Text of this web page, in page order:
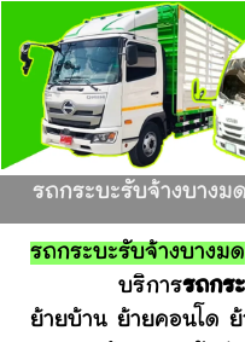
รถกระบะรับจ้างบางมด
รถกระบะรับจ้างบางมด
บริการรถกร
ย้ายบ้าน ย้ายคอนโด